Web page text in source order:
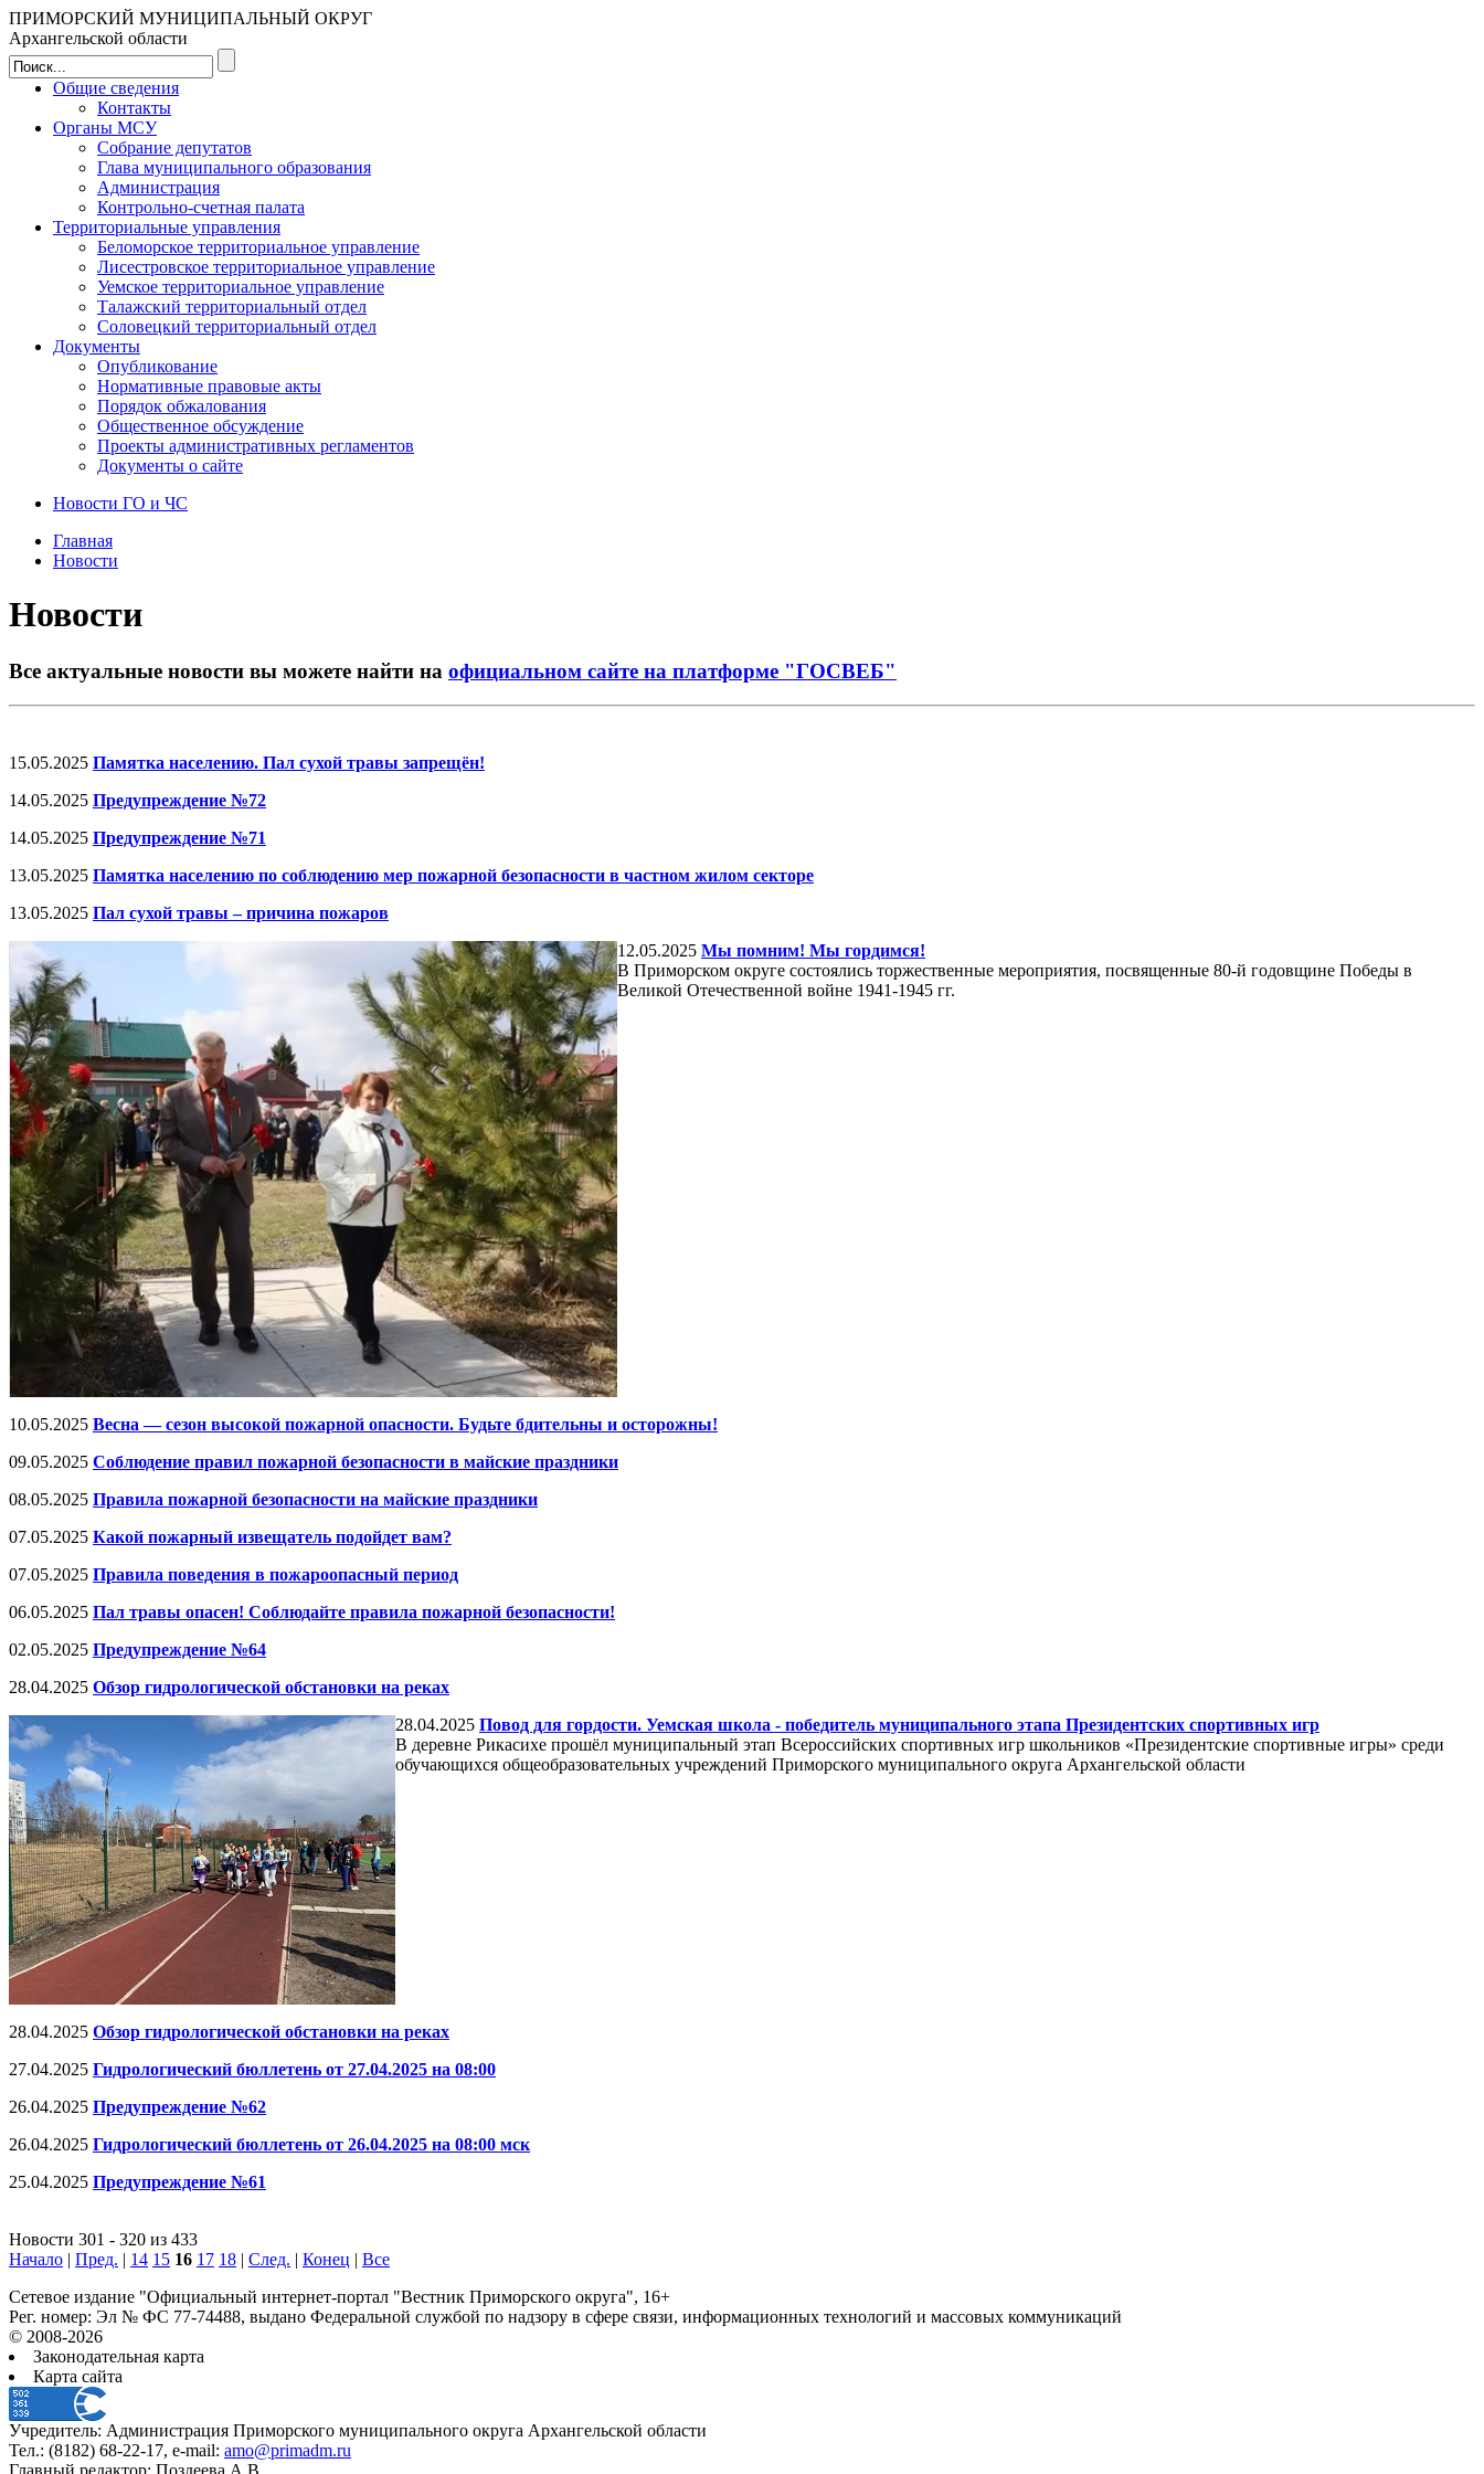
ПРИМОРСКИЙ МУНИЦИПАЛЬНЫЙ ОКРУГ
Архангельской области
Общие сведения
Контакты
Органы МСУ
Собрание депутатов
Глава муниципального образования
Администрация
Контрольно-счетная палата
Территориальные управления
Беломорское территориальное управление
Лисестровское территориальное управление
Уемское территориальное управление
Талажский территориальный отдел
Соловецкий территориальный отдел
Документы
Опубликование
Нормативные правовые акты
Порядок обжалования
Общественное обсуждение
Проекты административных регламентов
Документы о сайте
Новости ГО и ЧС
Главная
Новости
Новости
Все актуальные новости вы можете найти на официальном сайте на платформе "ГОСВЕБ"
15.05.2025 Памятка населению. Пал сухой травы запрещён!
14.05.2025 Предупреждение №72
14.05.2025 Предупреждение №71
13.05.2025 Памятка населению по соблюдению мер пожарной безопасности в частном жилом секторе
13.05.2025 Пал сухой травы – причина пожаров
12.05.2025 Мы помним! Мы гордимся!
В Приморском округе состоялись торжественные мероприятия, посвященные 80-й годовщине Победы в
Великой Отечественной войне 1941-1945 гг.
10.05.2025 Весна — сезон высокой пожарной опасности. Будьте бдительны и осторожны!
09.05.2025 Соблюдение правил пожарной безопасности в майские праздники
08.05.2025 Правила пожарной безопасности на майские праздники
07.05.2025 Какой пожарный извещатель подойдет вам?
07.05.2025 Правила поведения в пожароопасный период
06.05.2025 Пал травы опасен! Соблюдайте правила пожарной безопасности!
02.05.2025 Предупреждение №64
28.04.2025 Обзор гидрологической обстановки на реках
28.04.2025 Повод для гордости. Уемская школа - победитель муниципального этапа Президентских спортивных игр
В деревне Рикасихе прошёл муниципальный этап Всероссийских спортивных игр школьников «Президентские спортивные игры» среди
обучающихся общеобразовательных учреждений Приморского муниципального округа Архангельской области
28.04.2025 Обзор гидрологической обстановки на реках
27.04.2025 Гидрологический бюллетень от 27.04.2025 на 08:00
26.04.2025 Предупреждение №62
26.04.2025 Гидрологический бюллетень от 26.04.2025 на 08:00 мск
25.04.2025 Предупреждение №61
Новости 301 - 320 из 433
Начало | Пред. | 14 15 16 17 18 | След. | Конец | Все
Сетевое издание "Официальный интернет-портал "Вестник Приморского округа", 16+
Рег. номер: Эл № ФС 77-74488, выдано Федеральной службой по надзору в сфере связи, информационных технологий и массовых коммуникаций
© 2008-2026
Законодательная карта
Карта сайта
Учредитель: Администрация Приморского муниципального округа Архангельской области
Тел.: (8182) 68-22-17, e-mail: amo@primadm.ru
Главный редактор: Поздеева А.В.